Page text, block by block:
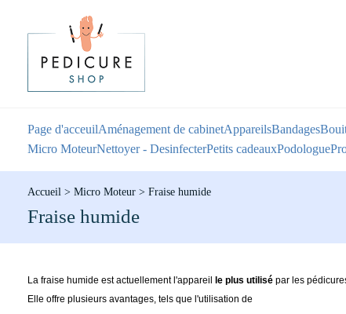
Page d'acceuilAménagement de cabinetAppareilsBandages
Micro MoteurNettoyer - DesinfecterPetits cadeauxPodologue
Accueil > Micro Moteur > Fraise humide
Fraise humide
La fraise humide est actuellement l'appareil le plus utilisé par les
Elle offre plusieurs avantages, tels que l'utilisation de